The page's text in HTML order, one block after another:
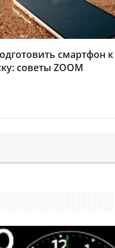
смартфон к
советы ZOOM